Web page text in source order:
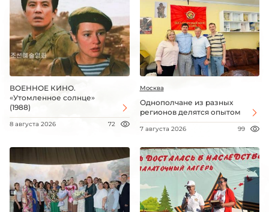
ВОЕННОЕ КИНО.
«Утомленное солнце»
(1988)
8 августа 2026 72
Москва
Однополчане из разных
регионов делятся опытом
7 августа 2026 99